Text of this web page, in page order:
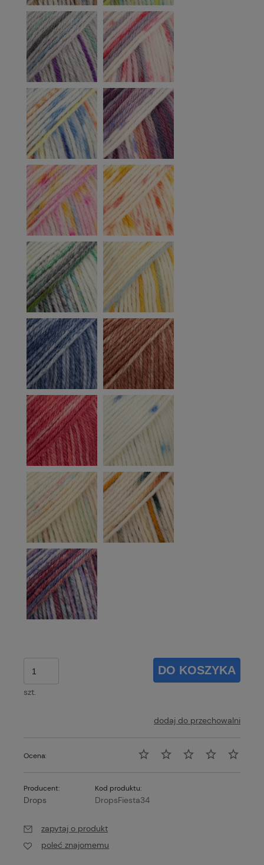
szt.
DO KOSZYKA
dodaj do przechowalni
Ocena:
Producent:
Drops
Kod produktu:
DropsFiesta34
zapytaj o produkt
poleć znajomemu